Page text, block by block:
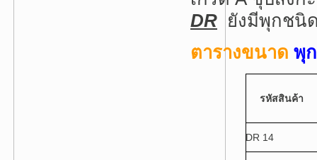
DR ยังมีพุกชนิ
ตารางขนาด พุ
รหัสสินค้า
DR 14